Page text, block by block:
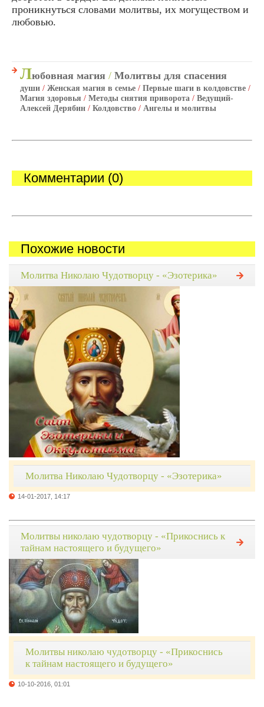
проникнуться словами молитвы, их могуществом и
любовью.
Любовная магия / Молитвы для спасения
души / Женская магия в семье / Первые шаги в колдовстве /
Магия здоровья / Методы снятия приворота / Ведущий-
Алексей Дерябин / Колдовство / Ангелы и молитвы
Комментарии (0)
Похожие новости
Молитва Николаю Чудотворцу - «Эзотерика»
Молитва Николаю Чудотворцу - «Эзотерика»
14-01-2017, 14:17
Молитвы николаю чудотворцу - «Прикоснись к
тайнам настоящего и будущего»
Молитвы николаю чудотворцу - «Прикоснись
к тайнам настоящего и будущего»
10-10-2016, 01:01